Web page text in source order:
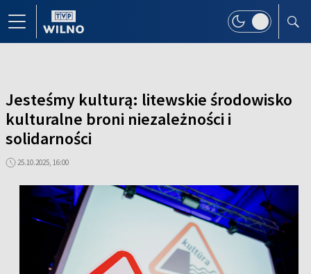
Jesteśmy kulturą: litewskie środowisko
kulturalne broni niezależności i
solidarności
25.10.2025, 16:00